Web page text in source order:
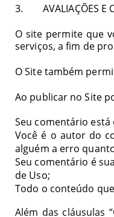
3. AVALIAÇÕES E
O site permite que
serviços, a fim de
O Site também
Ao publicar no Site
Seu comentário
Você é o autor do
alguém a erro
Seu comentário é
de Uso;
Todo o conteúdo
Além das cláusulas